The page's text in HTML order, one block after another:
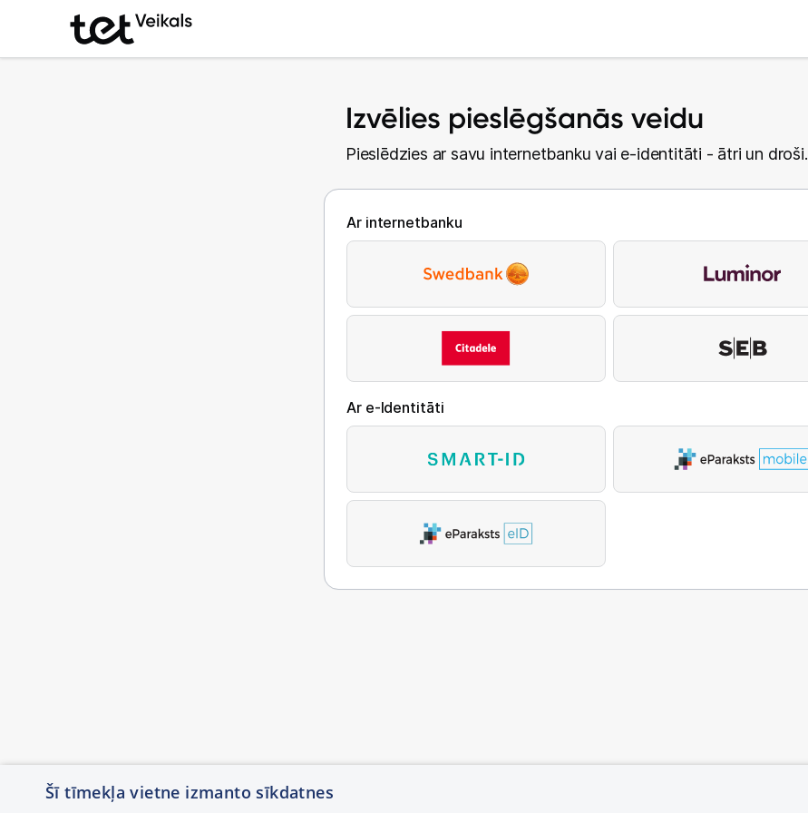
Izvēlies pieslēgšanās veidu
Pieslēdzies ar savu internetbanku vai e-identitāti - ātri un droši.
Ar internetbanku
Ar e-Identitāti
Šī tīmekļa vietne izmanto sīkdatnes